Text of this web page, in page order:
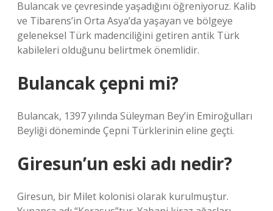
Bulancak ve çevresinde yaşadığını öğreniyoruz. Kalib
ve Tibarens’in Orta Asya’da yaşayan ve bölgeye
geleneksel Türk madenciliğini getiren antik Türk
kabileleri olduğunu belirtmek önemlidir.
Bulancak çepni mi?
Bulancak, 1397 yılında Süleyman Bey’in Emiroğulları
Beyliği döneminde Çepni Türklerinin eline geçti.
Giresun’un eski adı nedir?
Giresun, bir Milet kolonisi olarak kurulmuştur.